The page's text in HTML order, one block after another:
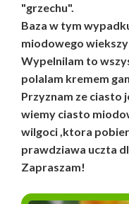
"grzechu".
Baza w tym
miodowego wiekszy
Wypelnilam to
polalam kremem
Przyznam ze ciasto
wiemy ciasto
wilgoci ,ktora
prawdziawa uczta
Zapraszam!